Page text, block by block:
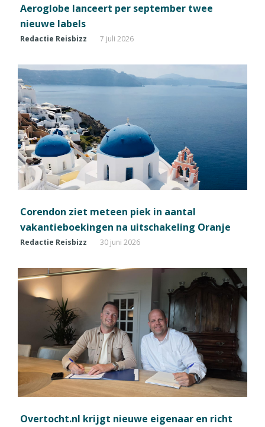
Aeroglobe lanceert per september twee
nieuwe labels
Redactie Reisbizz 7 juli 2026
Corendon ziet meteen piek in aantal
vakantieboekingen na uitschakeling Oranje
Redactie Reisbizz 30 juni 2026
Overtocht.nl krijgt nieuwe eigenaar en richt